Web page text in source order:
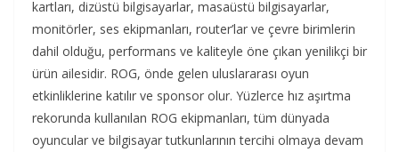
kartları, dizüstü bilgisayarlar, masaüstü bilgisayarlar,
monitörler, ses ekipmanları, router’lar ve çevre birimlerin
dahil olduğu, performans ve kaliteyle öne çıkan yenilikçi bir
ürün ailesidir. ROG, önde gelen uluslararası oyun
etkinliklerine katılır ve sponsor olur. Yüzlerce hız aşırtma
rekorunda kullanılan ROG ekipmanları, tüm dünyada
oyuncular ve bilgisayar tutkunlarının tercihi olmaya devam